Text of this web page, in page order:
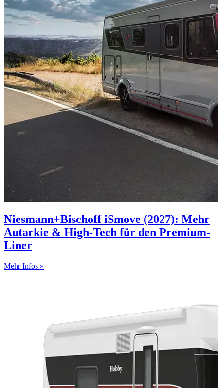
Niesmann+Bischoff iSmove (2027): Mehr
Autarkie & High-Tech für den Premium-
Liner
Mehr Infos »